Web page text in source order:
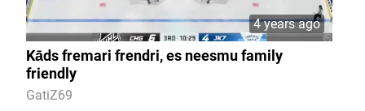
4 years ago
Kāds fremari frendri, es neesmu family
friendly
GatiZ69